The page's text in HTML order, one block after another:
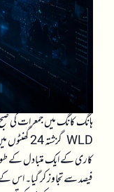
ہانگ کانگ میں جمعرات کی